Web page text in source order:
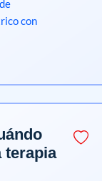
con
terapia